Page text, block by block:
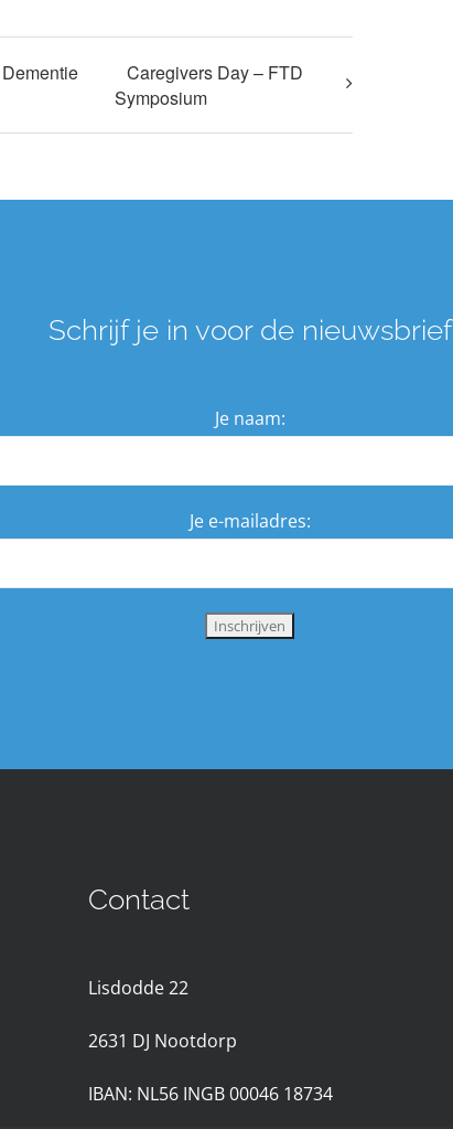
Caregivers Day – FTD
Symposium
Schrijf je in voor de nieuwsbrief
Je naam:
Je e-mailadres:
Contact
Lisdodde 22
2631 DJ Nootdorp
IBAN: NL56 INGB 00046 18734